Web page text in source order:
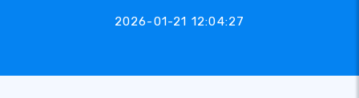
2026-01-21 12:04:27